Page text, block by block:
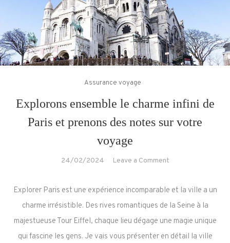
Assurance voyage
Explorons ensemble le charme infini de
Paris et prenons des notes sur votre
voyage
24/02/2024 Leave a Commenton
ensemble
infini
de
Explorer Paris est une expérience incomparable et la ville a un
charme irrésistible. Des rives romantiques de la Seine à la
majestueuse Tour Eiffel, chaque lieu dégage une magie unique
qui fascine les gens. Je vais vous présenter en détail la ville